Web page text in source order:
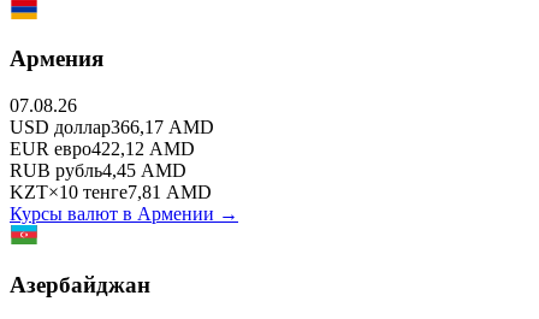
Армения
07.08.26
USD доллар366,17 AMD
EUR евро422,12 AMD
RUB рубль4,45 AMD
KZT×10 тенге7,81 AMD
Курсы валют в Армении →
Азербайджан